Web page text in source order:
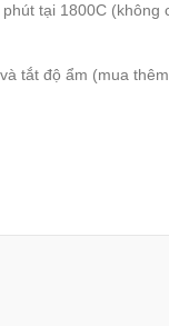
tại 1800C (không
tắt độ ẩm (mua